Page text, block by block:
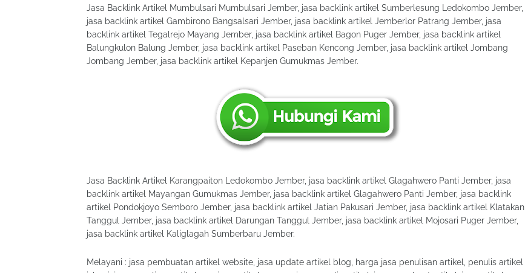
Jasa Backlink Artikel Mumbulsari Mumbulsari Jember, jasa backlink artikel Sumberlesung Ledokombo Jember,
jasa backlink artikel Gambirono Bangsalsari Jember, jasa backlink artikel Jemberlor Patrang Jember, jasa
backlink artikel Tegalrejo Mayang Jember, jasa backlink artikel Bagon Puger Jember, jasa backlink artikel
Balungkulon Balung Jember, jasa backlink artikel Paseban Kencong Jember, jasa backlink artikel Jombang
Jombang Jember, jasa backlink artikel Kepanjen Gumukmas Jember.
Jasa Backlink Artikel Karangpaiton Ledokombo Jember, jasa backlink artikel Glagahwero Panti Jember, jasa
backlink artikel Mayangan Gumukmas Jember, jasa backlink artikel Glagahwero Panti Jember, jasa backlink
artikel Pondokjoyo Semboro Jember, jasa backlink artikel Jatian Pakusari Jember, jasa backlink artikel Klatakan
Tanggul Jember, jasa backlink artikel Darungan Tanggul Jember, jasa backlink artikel Mojosari Puger Jember,
jasa backlink artikel Kaliglagah Sumberbaru Jember.
Melayani : jasa pembuatan artikel website, jasa update artikel blog, harga jasa penulisan artikel, penulis artikel